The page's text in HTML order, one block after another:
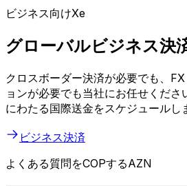
ビジネス向けXe
グローバルビジネス決
クロスボーダー決済が必要でも、
ョンが必要でも当社にお任せくだ
にわたる国際送金をスケジュールし
ビジネス決済
よくある質問をCOPするAZN